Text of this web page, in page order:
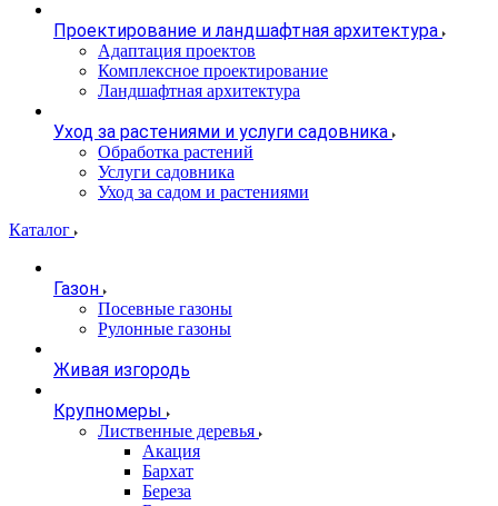
Проектирование и ландшафтная архитектура
Адаптация проектов
Комплексное проектирование
Ландшафтная архитектура
Уход за растениями и услуги садовника
Обработка растений
Услуги садовника
Уход за садом и растениями
Каталог
Газон
Посевные газоны
Рулонные газоны
Живая изгородь
Крупномеры
Лиственные деревья
Акация
Бархат
Береза